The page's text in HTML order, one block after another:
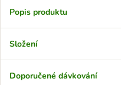
Popis produktu
Složení
Doporučené dávkování